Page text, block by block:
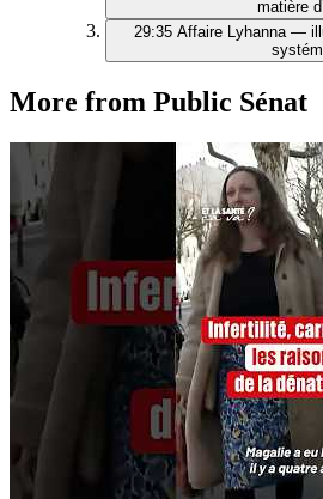
matière
29:35 Affaire Lyhanna —
More from Public Sénat